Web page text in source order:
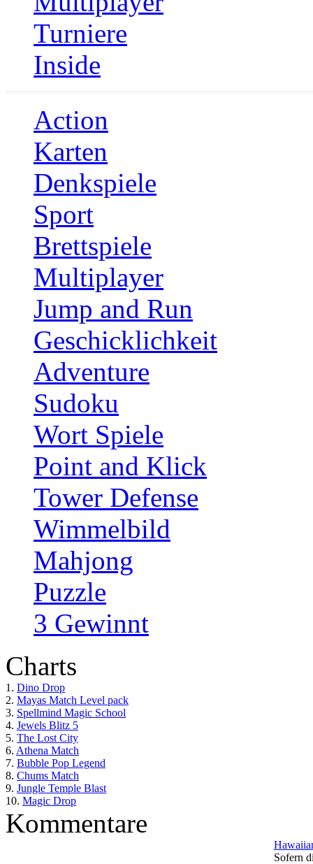
Turniere
Inside
Action
Karten
Denkspiele
Sport
Brettspiele
Multiplayer
Jump and Run
Geschicklichkeit
Adventure
Sudoku
Wort Spiele
Point and Klick
Tower Defense
Wimmelbild
Mahjong
Puzzle
3 Gewinnt
Charts
1. Dino Drop
2. Mayas Match Level pack
3. Spellmind Magic School
4. Jewels Blitz 5
5. The Lost City
6. Athena Match
7. Bubble Pop Legend
8. Chums Match
9. Jungle Temple Blast
10. Magic Drop
Kommentare
Sofern